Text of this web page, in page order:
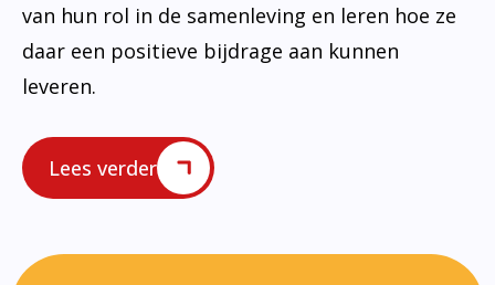
van hun rol in de samenleving en leren hoe ze
daar een positieve bijdrage aan kunnen
leveren.
Lees verder